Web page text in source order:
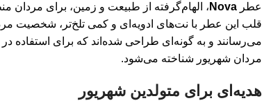
عطر Nova ، الهام‌گرفته از طبیعت و زمین، برای
قلب این عطر با نت‌های ادویه‌ای و کمی تلخ‌تر، شخصیت
مردان شهریور شناخته می‌شود.
هدیه‌ای برای متولدین شهریور